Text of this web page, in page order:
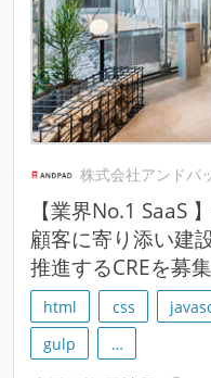
株式会社アンドパ
【業界No.1 SaaS
顧客に寄り添い建
推進するCREを募集
html css
gulp
…